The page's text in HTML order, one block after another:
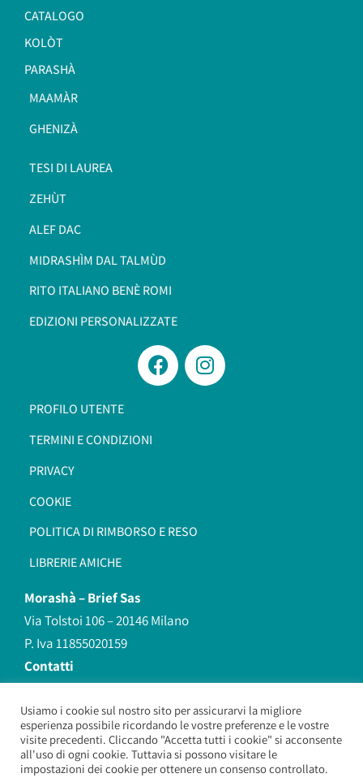
CATALOGO
KOLÒT
PARASHÀ
MAAMÀR
GHENIZÀ
TESI DI LAUREA
ZEHÙT
ALEF DAC
MIDRASHÌM DAL TALMÙD
RITO ITALIANO BENÈ ROMI​
EDIZIONI PERSONALIZZATE
PROFILO UTENTE
TERMINI E CONDIZIONI
PRIVACY
COOKIE
POLITICA DI RIMBORSO E RESO
LIBRERIE AMICHE
Morashà –Brief Sas
Via Tolstoi 106 – 20146 Milano
P. Iva 11855020159
Contatti
redazione@morasha.it
339 8596707
(anche Whatsapp)
Usiamo i cookie sul nostro sito per assicurarvi la migliore
esperienza possibile ricordando le vostre preferenze e le vostre
visite precedenti. Cliccando "Accetta tutti i cookie" si acconsente
all'uso di ogni cookie. Tuttavia si possono visitare le
impostazioni dei cookie per ottenere un consenso controllato.